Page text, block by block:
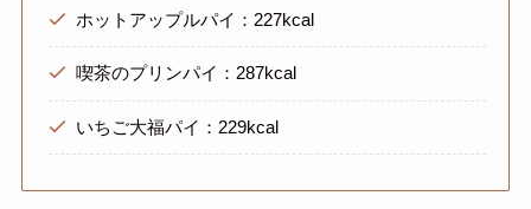
ホットアップルパイ：227kcal
喫茶のプリンパイ：287kcal
いちご大福パイ：229kcal